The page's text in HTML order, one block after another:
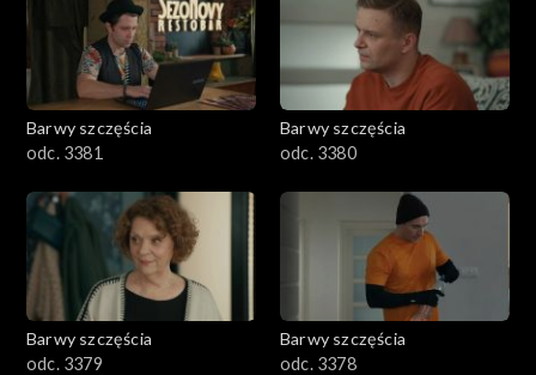
1401–1500
1301–1400
1101–1200
1001–1100
901–1000
Barwy szczęścia
odc. 3381
Barwy szczęścia
odc. 3380
Barwy szczęścia
odc. 3379
Barwy szczęścia
odc. 3378